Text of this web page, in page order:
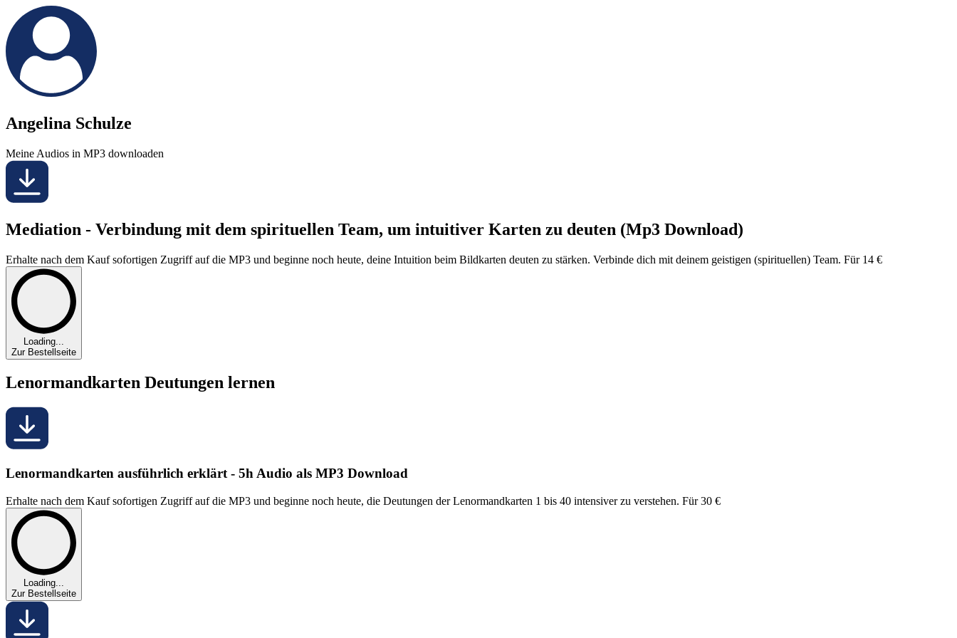
Angelina Schulze
Meine Audios in MP3 downloaden
Mediation - Verbindung mit dem spirituellen Team, um intuitiver Karten zu deuten (Mp3 Download)
Erhalte nach dem Kauf sofortigen Zugriff auf die MP3 und beginne noch heute, deine Intuition beim Bildkarten deuten zu stärken. Verbinde dich mit deinem geistigen (spirituellen) Team. Für 14 €
Loading...
Zur Bestellseite
Lenormandkarten Deutungen lernen
Lenormandkarten ausführlich erklärt - 5h Audio als MP3 Download
Erhalte nach dem Kauf sofortigen Zugriff auf die MP3 und beginne noch heute, die Deutungen der Lenormandkarten 1 bis 40 intensiver zu verstehen. Für 30 €
Loading...
Zur Bestellseite